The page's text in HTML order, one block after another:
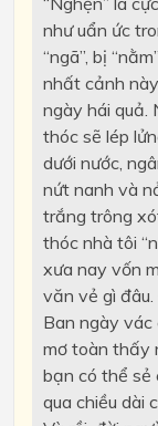
như uẩn ức
“ngã”, bị
nhất cảnh
ngày hái quả.
thóc sẽ lép
dưới nước,
nứt nanh và
trắng trông
thóc nhà tôi
xưa nay vốn
văn vẻ gì đâu.
Ban ngày vác
mơ toàn thấy
bạn có thể sẻ
qua chiều dài